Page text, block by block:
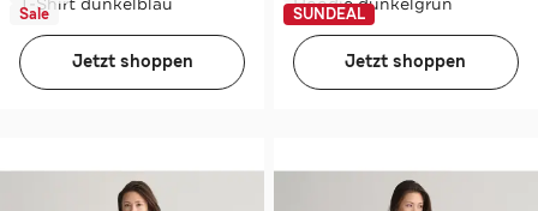
Sale
Jetzt shoppen
SUNDEAL
Jetzt shoppen